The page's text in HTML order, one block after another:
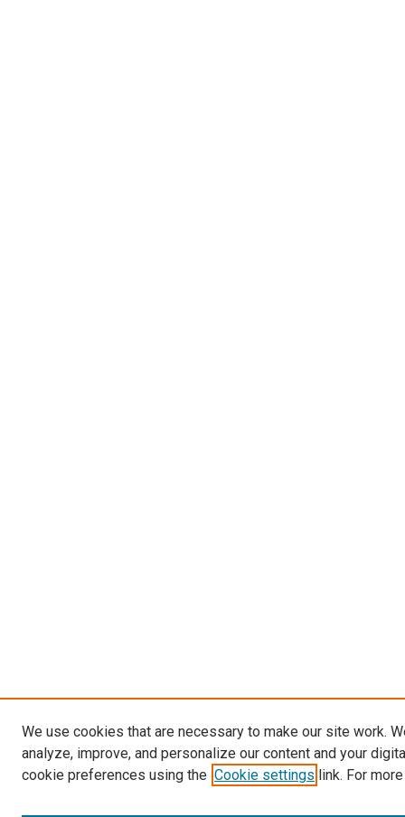
We use cookies that are necessary to make our site work.
analyze, improve, and personalize our content and your
cookie preferences using the Cookie settings link. For